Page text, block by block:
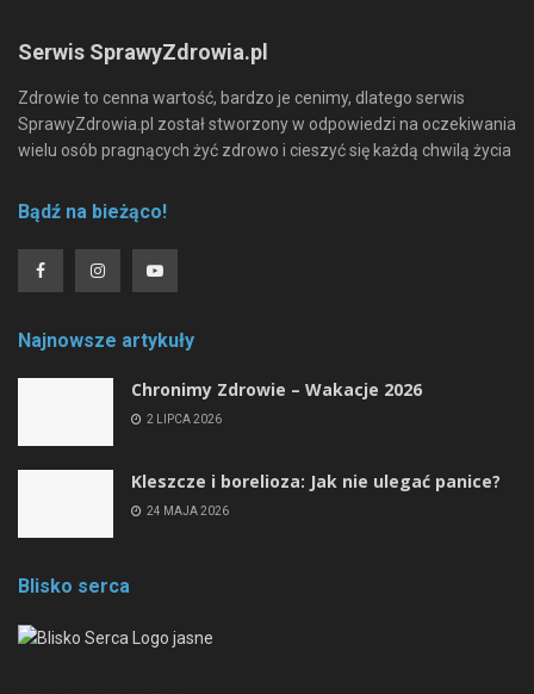
Serwis SprawyZdrowia.pl
Zdrowie to cenna wartość, bardzo je cenimy, dlatego serwis
SprawyZdrowia.pl został stworzony w odpowiedzi na oczekiwania
wielu osób pragnących żyć zdrowo i cieszyć się każdą chwilą życia
Bądź na bieżąco!
Najnowsze artykuły
Chronimy Zdrowie ­– Wakacje 2026
2 LIPCA 2026
Kleszcze i borelioza: Jak nie ulegać panice?
24 MAJA 2026
Blisko serca